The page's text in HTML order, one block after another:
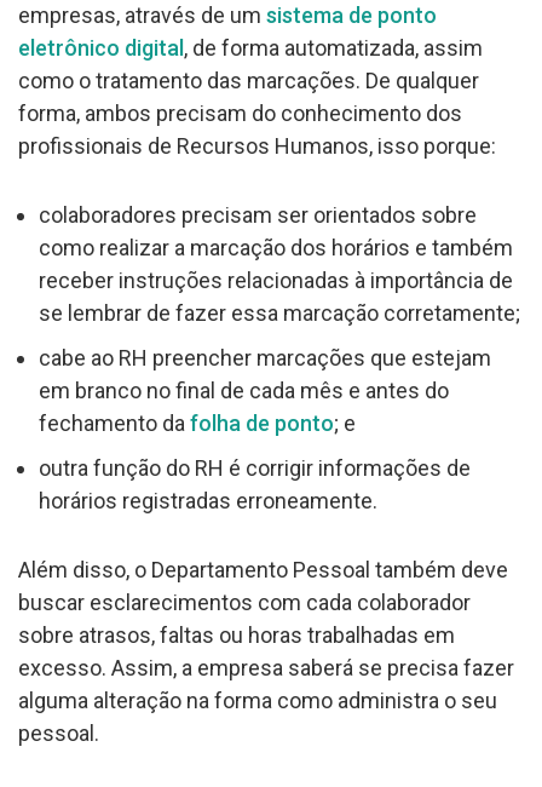
empresas, através de um sistema de ponto
eletrônico digital, de forma automatizada, assim
como o tratamento das marcações. De qualquer
forma, ambos precisam do conhecimento dos
profissionais de Recursos Humanos, isso porque:
colaboradores precisam ser orientados sobre
como realizar a marcação dos horários e também
receber instruções relacionadas à importância de
se lembrar de fazer essa marcação corretamente;
cabe ao RH preencher marcações que estejam
em branco no final de cada mês e antes do
fechamento da folha de ponto; e
outra função do RH é corrigir informações de
horários registradas erroneamente.
Além disso, o Departamento Pessoal também deve
buscar esclarecimentos com cada colaborador
sobre atrasos, faltas ou horas trabalhadas em
excesso. Assim, a empresa saberá se precisa fazer
alguma alteração na forma como administra o seu
pessoal.